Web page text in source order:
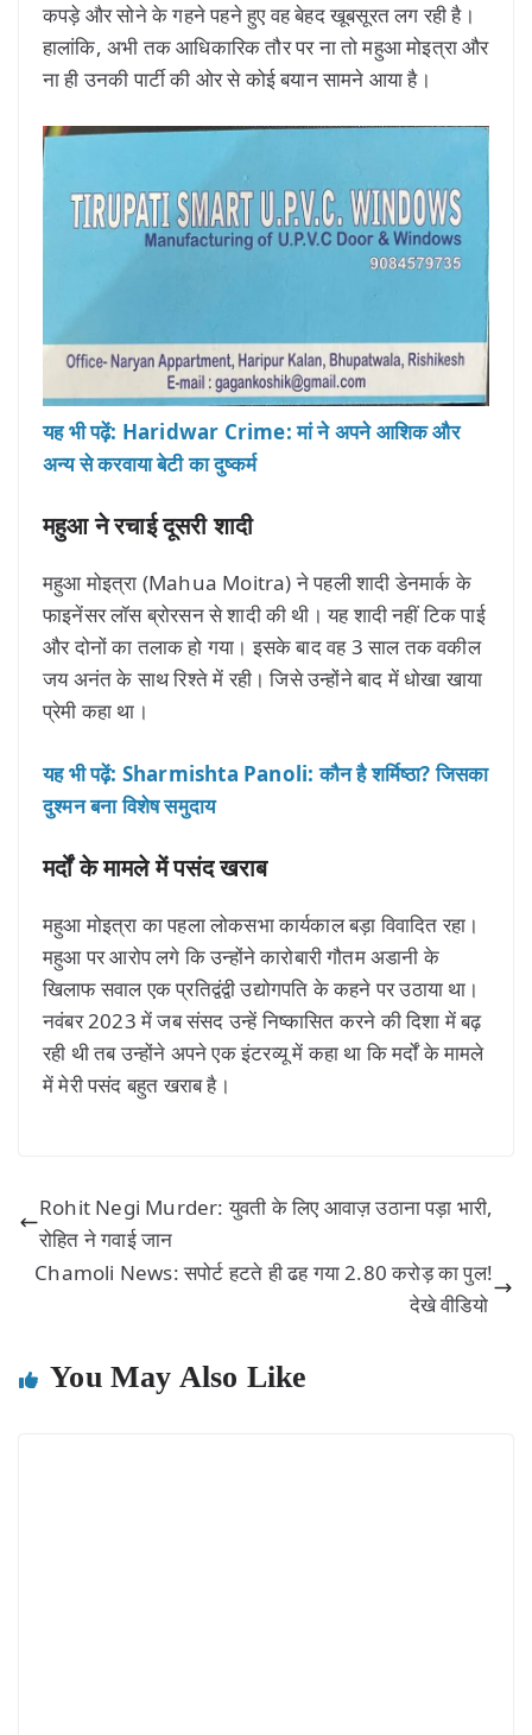
कपड़े और सोने के गहने पहने हुए वह बेहद खूबसूरत लग रही है।
हालांकि, अभी तक आधिकारिक तौर पर ना तो महुआ मोइत्रा और
ना ही उनकी पार्टी की ओर से कोई बयान सामने आया है।
यह भी पढ़ें: Haridwar Crime: मां ने अपने आशिक और
अन्य से करवाया बेटी का दुष्कर्म
महुआ ने रचाई दूसरी शादी
महुआ मोइत्रा (Mahua Moitra) ने पहली शादी डेनमार्क के
फाइनेंसर लॉस ब्रोरसन से शादी की थी। यह शादी नहीं टिक पाई
और दोनों का तलाक हो गया। इसके बाद वह 3 साल तक वकील
जय अनंत के साथ रिश्ते में रही। जिसे उन्होंने बाद में धोखा खाया
प्रेमी कहा था।
यह भी पढ़ें: Sharmishta Panoli: कौन है शर्मिष्ठा? जिसका
दुश्मन बना विशेष समुदाय
मर्दों के मामले में पसंद खराब
महुआ मोइत्रा का पहला लोकसभा कार्यकाल बड़ा विवादित रहा।
महुआ पर आरोप लगे कि उन्होंने कारोबारी गौतम अडानी के
खिलाफ सवाल एक प्रतिद्वंद्वी उद्योगपति के कहने पर उठाया था।
नवंबर 2023 में जब संसद उन्हें निष्कासित करने की दिशा में बढ़
रही थी तब उन्होंने अपने एक इंटरव्यू में कहा था कि मर्दों के मामले
में मेरी पसंद बहुत खराब है।
Rohit Negi Murder: युवती के लिए आवाज़ उठाना पड़ा भारी,
रोहित ने गवाई जान
Chamoli News: सपोर्ट हटते ही ढह गया 2.80 करोड़ का पुल!
देखे वीडियो
You May Also Like